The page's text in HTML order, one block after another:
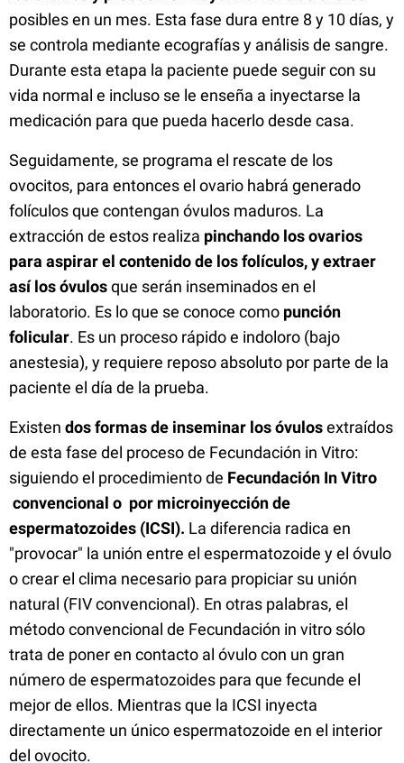
posibles en un mes. Esta fase dura entre 8 y 10 días, y
se controla mediante ecografías y análisis de sangre.
Durante esta etapa la paciente puede seguir con su
vida normal e incluso se le enseña a inyectarse la
medicación para que pueda hacerlo desde casa.
Seguidamente, se programa el rescate de los
ovocitos, para entonces el ovario habrá generado
folículos que contengan óvulos maduros. La
extracción de estos realiza pinchando los ovarios
para aspirar el contenido de los folículos, y extraer
así los óvulosque serán inseminados en el
laboratorio. Es lo que se conoce como punción
folicular. Es un proceso rápido e indoloro (bajo
anestesia), y requiere reposo absoluto por parte de la
paciente el día de la prueba.
Existen dos formas de inseminar los óvulosextraídos
de esta fase del proceso de Fecundación in Vitro:
siguiendo el procedimiento de Fecundación In Vitro
convencional o por microinyección de
espermatozoides (ICSI). La diferencia radica en
"provocar" la unión entre el espermatozoide y el óvulo
o crear el clima necesario para propiciar su unión
natural (FIV convencional). En otras palabras, el
método convencional de Fecundación in vitro sólo
trata de poner en contacto al óvulo con un gran
número de espermatozoides para que fecunde el
mejor de ellos. Mientras que la ICSI inyecta
directamente un único espermatozoide en el interior
del ovocito.